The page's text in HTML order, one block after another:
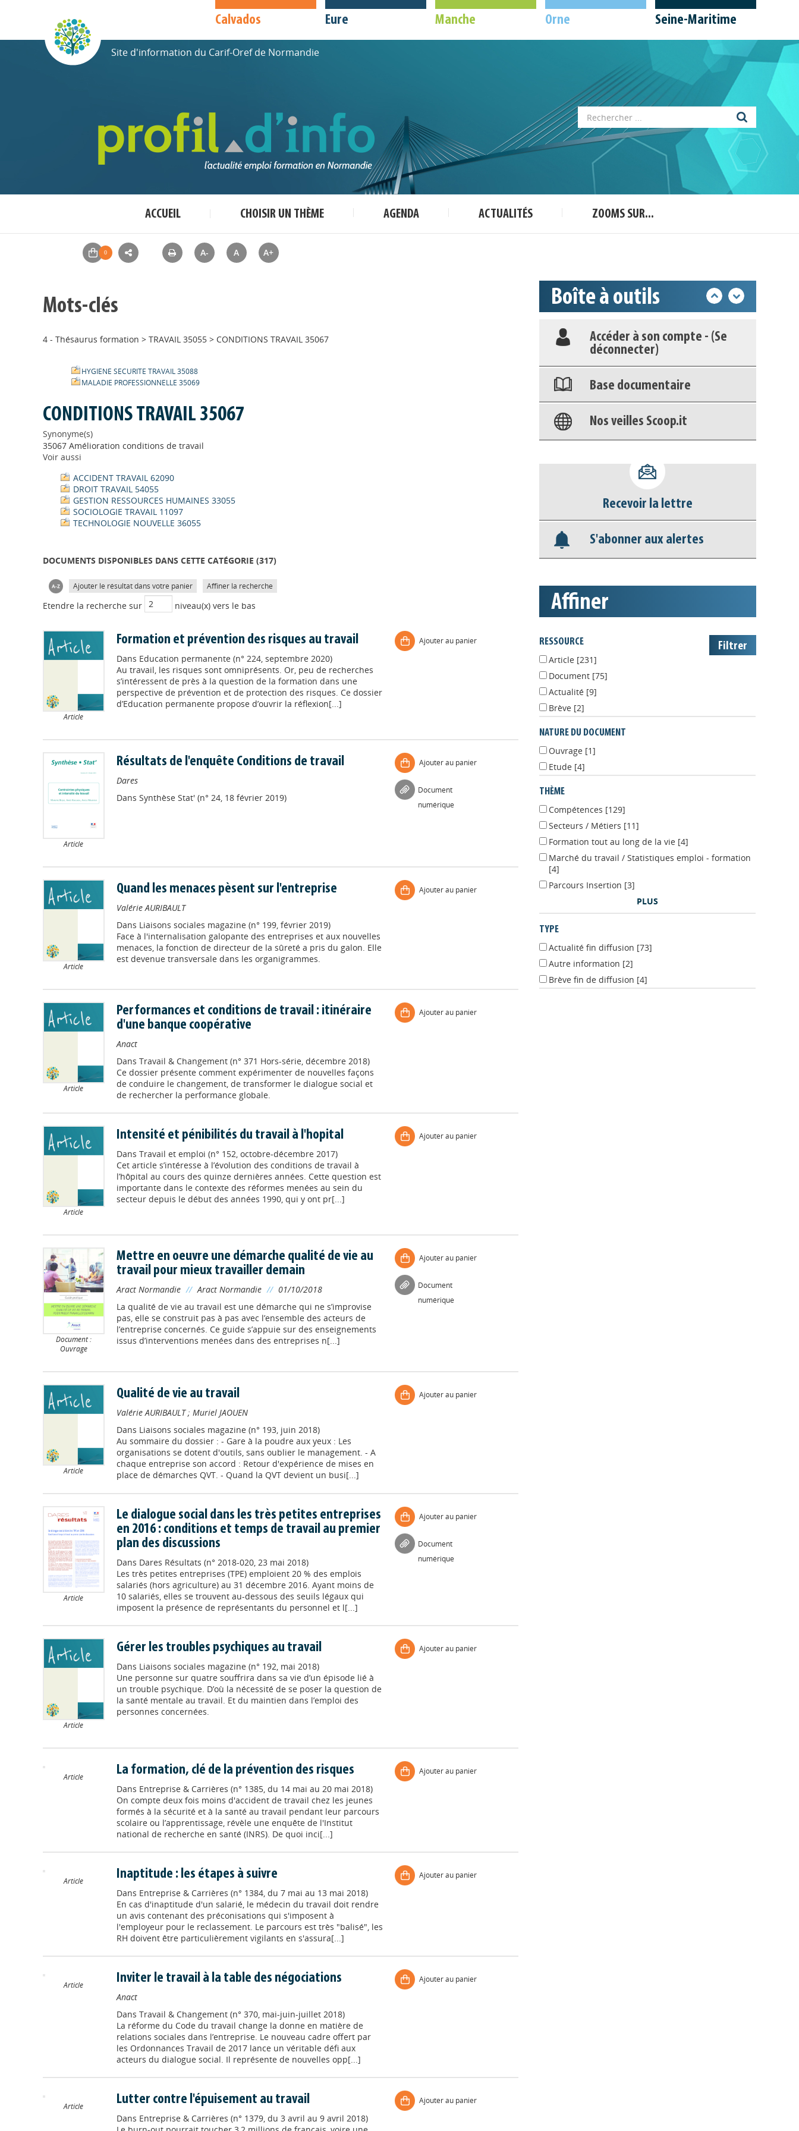
Calvados Eure Manche Orne Seine-Maritime
Site d'information du Carif-Oref de Normandie
ACCUEIL CHOISIR UN THÈME AGENDA ACTUALITÉS ZOOMS SUR...
A- A A+
Mots-clés
4 - Thésaurus formation > TRAVAIL 35055 > CONDITIONS TRAVAIL 35067
HYGIENE SECURITE TRAVAIL 35088
MALADIE PROFESSIONNELLE 35069
CONDITIONS TRAVAIL 35067
Synonyme(s)
35067 Amélioration conditions de travail
Voir aussi
ACCIDENT TRAVAIL 62090
DROIT TRAVAIL 54055
GESTION RESSOURCES HUMAINES 33055
SOCIOLOGIE TRAVAIL 11097
TECHNOLOGIE NOUVELLE 36055
DOCUMENTS DISPONIBLES DANS CETTE CATÉGORIE (317)
Ajouter le résultat dans votre panier Affiner la recherche
Etendre la recherche sur niveau(x) vers le bas
Article
Formation et prévention des risques au travail
Dans Education permanente (n° 224, septembre 2020)
Au travail, les risques sont omniprésents. Or, peu de recherches
s’intéressent de près à la question de la formation dans une
perspective de prévention et de protection des risques. Ce dossier
d’Education permanente propose d’ouvrir la réflexion[...]
Ajouter au panier
Article
Résultats de l'enquête Conditions de travail
Dares
Dans Synthèse Stat' (n° 24, 18 février 2019)
Ajouter au panier
Document
numérique
Article
Quand les menaces pèsent sur l'entreprise
Valérie AURIBAULT
Dans Liaisons sociales magazine (n° 199, février 2019)
Face à l'internalisation galopante des entreprises et aux nouvelles
menaces, la fonction de directeur de la sûreté a pris du galon. Elle
est devenue transversale dans les organigrammes.
Ajouter au panier
Article
Performances et conditions de travail : itinéraire
d'une banque coopérative
Anact
Dans Travail & Changement (n° 371 Hors-série, décembre 2018)
Ce dossier présente comment expérimenter de nouvelles façons
de conduire le changement, de transformer le dialogue social et
de rechercher la performance globale.
Ajouter au panier
Article
Intensité et pénibilités du travail à l'hopital
Dans Travail et emploi (n° 152, octobre-décembre 2017)
Cet article s’intéresse à l’évolution des conditions de travail à
l’hôpital au cours des quinze dernières années. Cette question est
importante dans le contexte des réformes menées au sein du
secteur depuis le début des années 1990, qui y ont pr[...]
Ajouter au panier
Document :
Ouvrage
Mettre en oeuvre une démarche qualité de vie au
travail pour mieux travailler demain
Aract Normandie // Aract Normandie // 01/10/2018
La qualité de vie au travail est une démarche qui ne s’improvise
pas, elle se construit pas à pas avec l’ensemble des acteurs de
l’entreprise concernés. Ce guide s’appuie sur des enseignements
issus d’interventions menées dans des entreprises n[...]
Ajouter au panier
Document
numérique
Article
Qualité de vie au travail
Valérie AURIBAULT; Muriel JAOUEN
Dans Liaisons sociales magazine (n° 193, juin 2018)
Au sommaire du dossier : - Gare à la poudre aux yeux : Les
organisations se dotent d'outils, sans oublier le management. - A
chaque entreprise son accord : Retour d'expérience de mises en
place de démarches QVT. - Quand la QVT devient un busi[...]
Ajouter au panier
Article
Le dialogue social dans les très petites entreprises
en 2016 : conditions et temps de travail au premier
plan des discussions
Dans Dares Résultats (n° 2018-020, 23 mai 2018)
Les très petites entreprises (TPE) emploient 20 % des emplois
salariés (hors agriculture) au 31 décembre 2016. Ayant moins de
10 salariés, elles se trouvent au-dessous des seuils légaux qui
imposent la présence de représentants du personnel et l[...]
Ajouter au panier
Document
numérique
Article
Gérer les troubles psychiques au travail
Dans Liaisons sociales magazine (n° 192, mai 2018)
Une personne sur quatre souffrira dans sa vie d’un épisode lié à
un trouble psychique. D’où la nécessité de se poser la question de
la santé mentale au travail. Et du maintien dans l’emploi des
personnes concernées.
Ajouter au panier
Article La formation, clé de la prévention des risques
Dans Entreprise & Carrières (n° 1385, du 14 mai au 20 mai 2018)
On compte deux fois moins d'accident de travail chez les jeunes
formés à la sécurité et à la santé au travail pendant leur parcours
scolaire ou l’apprentissage, révèle une enquête de l'Institut
national de recherche en santé (INRS). De quoi inci[...]
Ajouter au panier
Article Inaptitude : les étapes à suivre
Dans Entreprise & Carrières (n° 1384, du 7 mai au 13 mai 2018)
En cas d'inaptitude d'un salarié, le médecin du travail doit rendre
un avis contenant des préconisations qui s'imposent à
l'employeur pour le reclassement. Le parcours est très "balisé", les
RH doivent être particulièrement vigilants en s'assura[...]
Ajouter au panier
Article Inviter le travail à la table des négociations
Anact
Dans Travail & Changement (n° 370, mai-juin-juillet 2018)
La réforme du Code du travail change la donne en matière de
relations sociales dans l’entreprise. Le nouveau cadre offert par
les Ordonnances Travail de 2017 lance un véritable défi aux
acteurs du dialogue social. Il représente de nouvelles opp[...]
Ajouter au panier
Article Lutter contre l'épuisement au travail
Dans Entreprise & Carrières (n° 1379, du 3 avril au 9 avril 2018)
Ajouter au panier
Boîte à outils
Appels à projets
Déposer une actu !
Accéder à son compte - (Se
déconnecter)
Base documentaire
Déposer une actu !
Accéder à son compte - (Se
déconnecter)
Base documentaire
Nos veilles Scoop.it
Recevoir la lettre
S'abonner aux alertes
affiner
RESSOURCE
Article [231]
Document [75]
Actualité [9]
Brève [2]
NATURE DU DOCUMENT
Ouvrage [1]
Etude [4]
THÈME
Compétences [129]
Secteurs / Métiers [11]
Formation tout au long de la vie [4]
Marché du travail / Statistiques emploi - formation
[4]
Parcours Insertion [3]
PLUS
TYPE
Actualité fin diffusion [73]
Autre information [2]
Brève fin de diffusion [4]